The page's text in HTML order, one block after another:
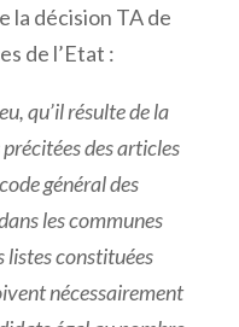
la décision TA de
de l’Etat :
qu’il résulte de la
des articles
général des
les communes
constituées
nécessairement